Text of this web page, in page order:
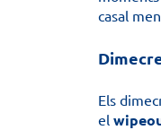
casal
Els
el